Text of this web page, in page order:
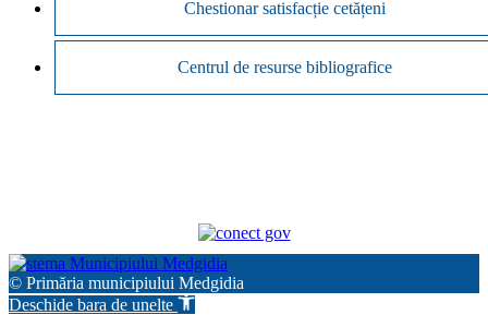
Chestionar satisfacție cetățeni
Centrul de resurse bibliografice
© Primăria municipiului Medgidia
Deschide bara de unelte